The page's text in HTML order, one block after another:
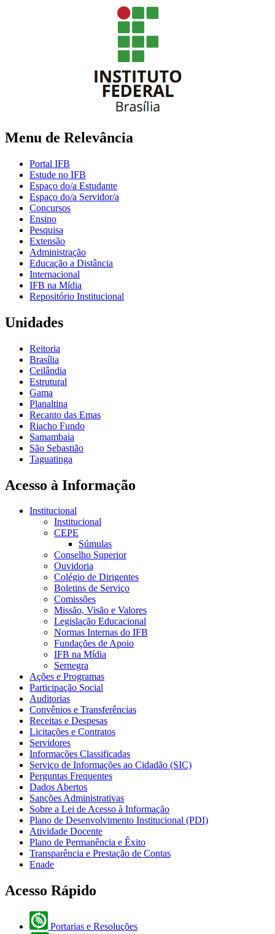
Menu de Relevância
Portal IFB
Estude no IFB
Espaço do/a Estudante
Espaço do/a Servidor/a
Concursos
Ensino
Pesquisa
Extensão
Administração
Educação a Distância
Internacional
IFB na Mídia
Repositório Institucional
Unidades
Reitoria
Brasília
Ceilândia
Estrutural
Gama
Planaltina
Recanto das Emas
Riacho Fundo
Samambaia
São Sebastião
Taguatinga
Acesso à Informação
Institucional
Institucional
CEPE
Súmulas
Conselho Superior
Ouvidoria
Colégio de Dirigentes
Boletins de Serviço
Comissões
Missão, Visão e Valores
Legislação Educacional
Normas Internas do IFB
Fundações de Apoio
IFB na Mídia
Sernegra
Ações e Programas
Participação Social
Auditorias
Convênios e Transferências
Receitas e Despesas
Licitações e Contratos
Servidores
Informações Classificadas
Serviço de Informações ao Cidadão (SIC)
Perguntas Frequentes
Dados Abertos
Sanções Administrativas
Sobre a Lei de Acesso à Informação
Plano de Desenvolvimento Institucional (PDI)
Atividade Docente
Plano de Permanência e Êxito
Transparência e Prestação de Contas
Enade
Acesso Rápido
Portarias e Resoluções